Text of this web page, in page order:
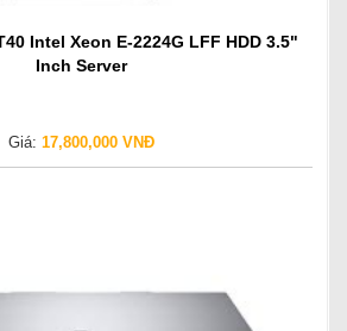
Intel Xeon E-2224G LFF HDD 3.5"
Inch Server
Giá: 17,800,000 VNĐ